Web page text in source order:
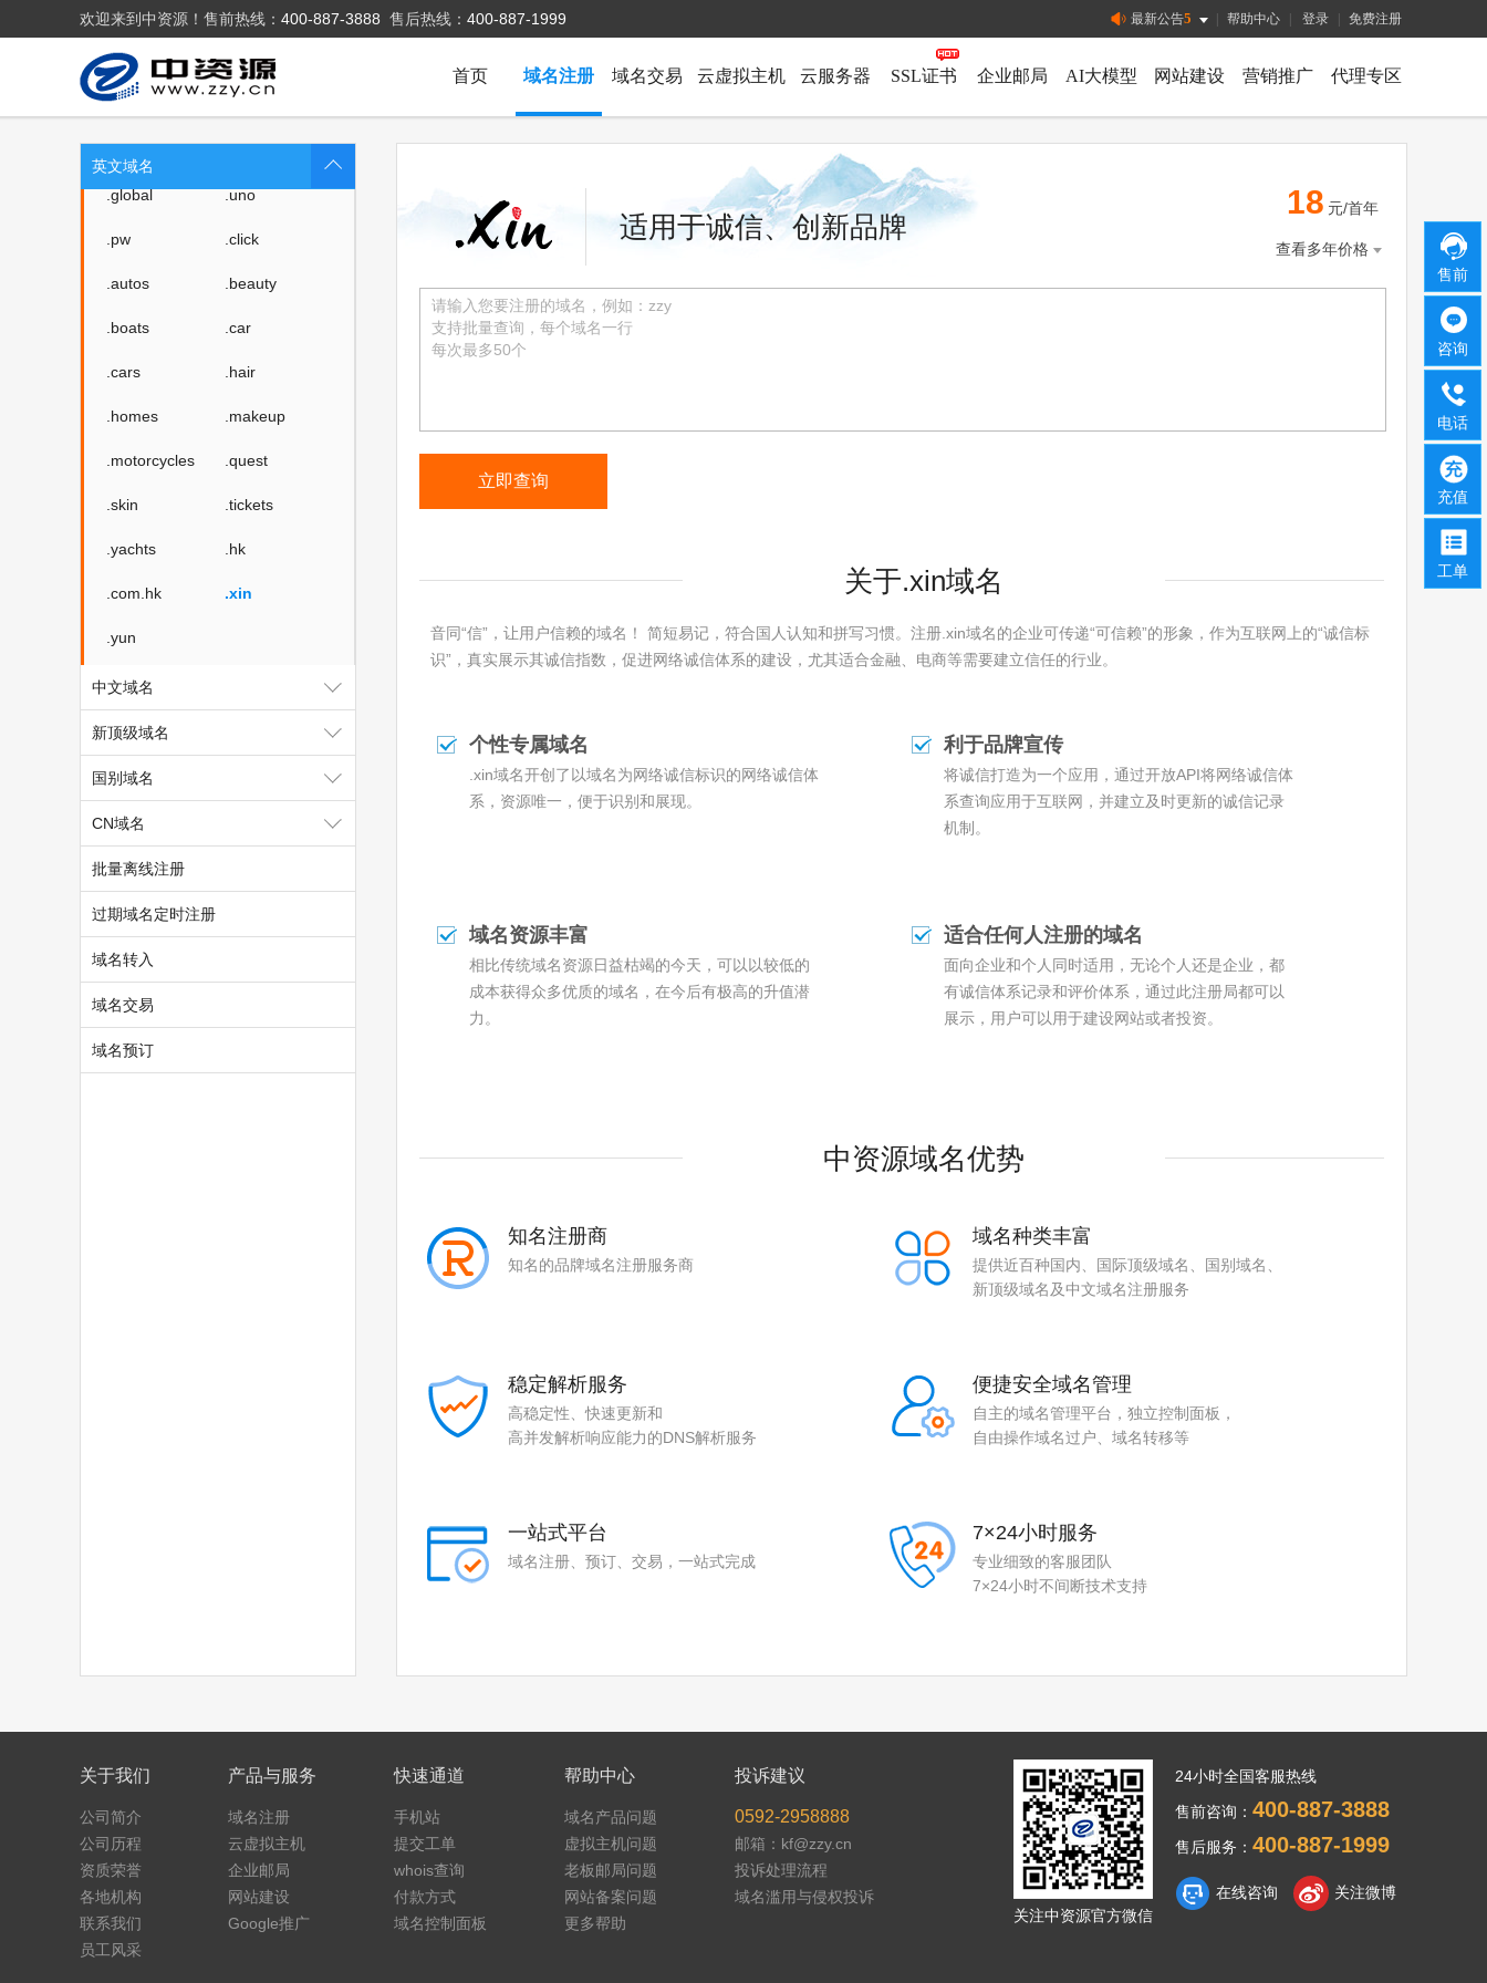
售前
咨询
电话
充值
工单
欢迎来到中资源！售前热线： 400-887-3888 售后热线： 400-887-1999 登录 免费注册
最新公告5 帮助中心
代理专区
营销推广
网站建设
AI大模型
企业邮局
SSL证书
云服务器
云虚拟主机
域名交易
域名注册
首页
英文域名
.storage .theatre
.luxe .bond
.cyou
.global .uno
.pw .click
.autos .beauty
.boats .car
.cars .hair
.homes .makeup
.motorcycles .quest
.skin .tickets
.yachts .hk
.com.hk .xin
.yun
中文域名
新顶级域名
国别域名
CN域名
批量离线注册
过期域名定时注册
域名转入
域名交易
域名预订
18 元/首年
查看多年价格
适用于诚信、创新品牌
关于.xin域名
音同“信”，让用户信赖的域名！ 简短易记，符合国人认知和拼写习惯。注册.xin域名的企业可传递“可信赖”的形象，作为互联网上的“诚信标
识”，真实展示其诚信指数，促进网络诚信体系的建设‌，尤其适合金融、电商等需要建立信任的行业。
个性专属域名
.xin域名开创了以域名为网络诚信标识的网络诚信体
系，资源唯一，便于识别和展现。
利于品牌宣传
将诚信打造为一个应用，通过开放API将网络诚信体
系查询应用于互联网，并建立及时更新的诚信记录
机制。
域名资源丰富
相比传统域名资源日益枯竭的今天，可以以较低的
成本获得众多优质的域名，在今后有极高的升值潜
力。
适合任何人注册的域名
面向企业和个人同时适用，无论个人还是企业，都
有诚信体系记录和评价体系，通过此注册局都可以
展示，用户可以用于建设网站或者投资。
中资源域名优势
知名注册商
知名的品牌域名注册服务商
域名种类丰富
提供近百种国内、国际顶级域名、国别域名、
新顶级域名及中文域名注册服务
稳定解析服务
高稳定性、快速更新和
高并发解析响应能力的DNS解析服务
便捷安全域名管理
自主的域名管理平台，独立控制面板，
自由操作域名过户、域名转移等
一站式平台
域名注册、预订、交易，一站式完成
7×24小时服务
专业细致的客服团队
7×24小时不间断技术支持
关于我们
公司简介
公司历程
资质荣誉
各地机构
联系我们
员工风采
产品与服务
域名注册
云虚拟主机
企业邮局
网站建设
Google推广
快速通道
手机站
提交工单
whois查询
付款方式
域名控制面板
帮助中心
域名产品问题
虚拟主机问题
老板邮局问题
网站备案问题
更多帮助
投诉建议
0592-2958888
邮箱：kf@zzy.cn
投诉处理流程
域名滥用与侵权投诉
关注中资源官方微信
24小时全国客服热线
售前咨询： 400-887-3888
售后服务： 400-887-1999
在线咨询 关注微博